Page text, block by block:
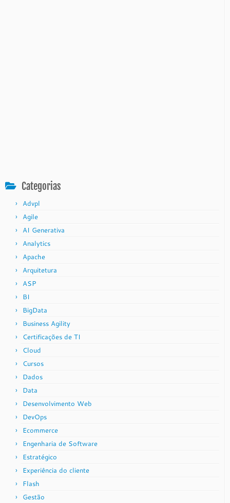
Categorias
Advpl
Agile
AI Generativa
Analytics
Apache
Arquitetura
ASP
BI
BigData
Business Agility
Certificações de TI
Cloud
Cursos
Dados
Data
Desenvolvimento Web
DevOps
Ecommerce
Engenharia de Software
Estratégico
Experiência do cliente
Flash
Gestão